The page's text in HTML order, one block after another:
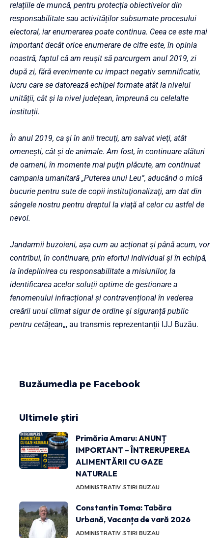
relațiile de muncă, pentru protecția obiectivelor din
responsabilitate sau activităților subsumate procesului
electoral, iar enumerarea poate continua. Ceea ce este mai
important decât orice enumerare de cifre este, în opinia
noastră, faptul că am reușit să parcurgem anul 2019, zi
după zi, fără evenimente cu impact negativ semnificativ,
lucru care se datorează echipei formate atât la nivelul
unității, cât și la nivel județean, împreună cu celelalte
instituții.
În anul 2019, ca şi în anii trecuţi, am salvat vieţi, atât
omeneşti, cât şi de animale. Am fost, în continuare alături
de oameni, în momente mai puţin plăcute, am continuat
campania umanitară „Puterea unui Leu”, aducând o mică
bucurie pentru sute de copii instituţionalizaţi, am dat din
sângele nostru pentru dreptul la viaţă al celor cu astfel de
nevoi.
Jandarmii buzoieni, așa cum au acționat și până acum, vor
contribui, în continuare, prin efortul individual și în echipă,
la îndeplinirea cu responsabilitate a misiunilor, la
identificarea acelor soluții optime de gestionare a
fenomenului infracțional și contravențional în vederea
creării unui climat sigur de ordine și siguranță public
pentru cetățean„, au transmis reprezentanții IJJ Buzău.
Buzăumedia pe Facebook
Ultimele știri
Primăria Amaru: ANUNȚ
IMPORTANT – ÎNTRERUPEREA
ALIMENTĂRII CU GAZE
NATURALE
ADMINISTRATIV STIRI BUZAU
Constantin Toma: Tabăra
Urbană, Vacanța de vară 2026
ADMINISTRATIV STIRI BUZAU